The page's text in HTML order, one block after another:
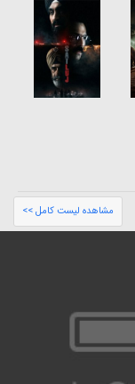
مشاهده لیست کامل >>